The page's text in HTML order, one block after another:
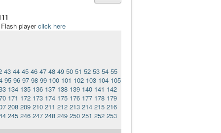
playerclick here
43 44 45 46 47 48 49 50 51 52 53 54 55
95 96 97 98 99 100 101 102 103 104 105
134 135 136 137 138 139 140 141 142
171 172 173 174 175 176 177 178 179
208 209 210 211 212 213 214 215 216
245 246 247 248 249 250 251 252 253